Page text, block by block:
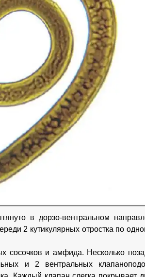
в дорзо-вентральном
2 кутикулярных отростка по
сосочков и амфида. Несколько
и 2 вентральных